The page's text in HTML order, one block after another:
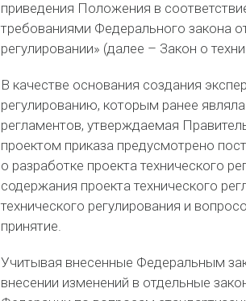
приведения Положения в
требованиями Федерального закона
регулировании» (далее – Закон о
В качестве основания создания
регулированию, которым ранее
регламентов, утверждаемая
проектом приказа предусмотрено
о разработке проекта технического
содержания проекта технического
технического регулирования и
принятие.
Учитывая внесенные Федеральным
внесении изменений в отдельные